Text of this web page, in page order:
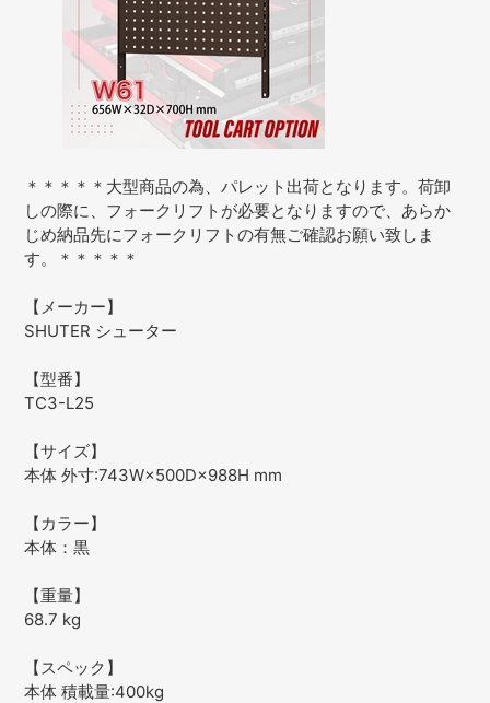
＊＊＊＊＊大型商品の為、パレット出荷となります。荷卸
しの際に、フォークリフトが必要となりますので、あらか
じめ納品先にフォークリフトの有無ご確認お願い致しま
す。＊＊＊＊＊
【メーカー】
SHUTER シューター
【型番】
TC3-L25
【サイズ】
本体 外寸:743W×500D×988H mm
【カラー】
本体：黒
【重量】
68.7 kg
【スペック】
本体 積載量:400kg